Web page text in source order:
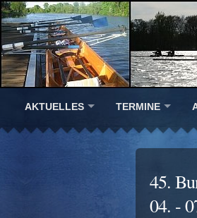
AKTUELLES TERMINE
45.
04. -